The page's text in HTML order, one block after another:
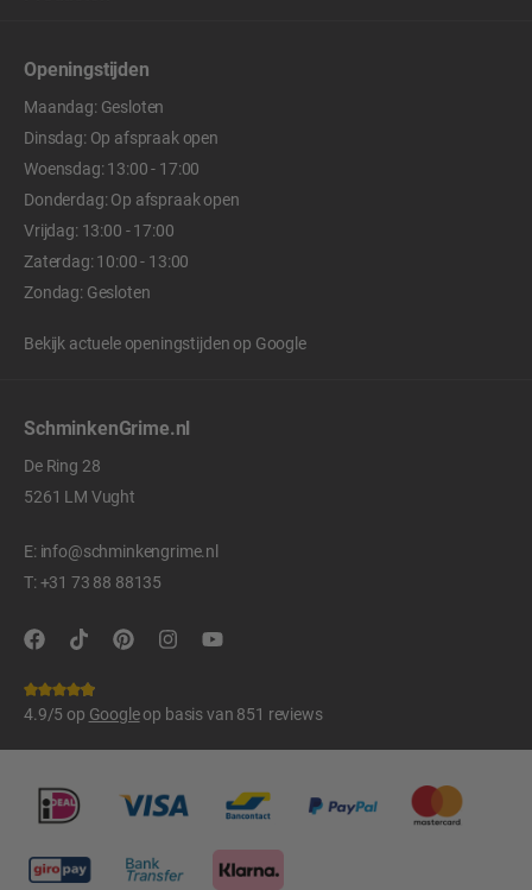
Openingstijden
Maandag: Gesloten
Dinsdag: Op afspraak open
Woensdag: 13:00 - 17:00
Donderdag: Op afspraak open
Vrijdag: 13:00 - 17:00
Zaterdag: 10:00 - 13:00
Zondag: Gesloten
Bekijk actuele openingstijden op Google
SchminkenGrime.nl
De Ring 28
5261 LM Vught
E: info@schminkengrime.nl
T:+31 73 88 88135
4.9/5 op Googleop basis van 851 reviews